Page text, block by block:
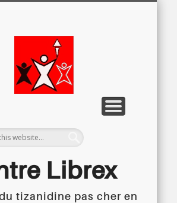
Librex
tizanidine pas cher en